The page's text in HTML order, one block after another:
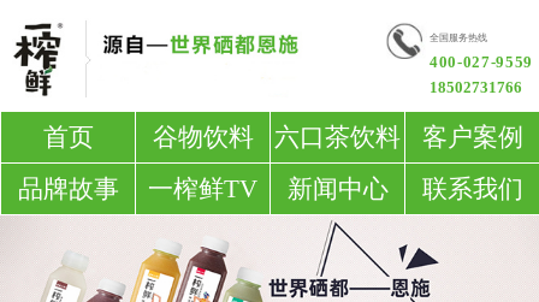
全国服务热线
400-027-9559
18502731766
首页 谷物饮料 六口茶饮料
客户案例
品牌故事
一榨鲜TV 新闻中心 联系我们